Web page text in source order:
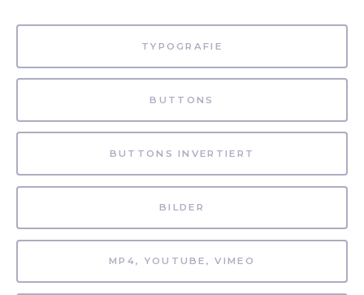
TYPOGRAFIE
BUTTONS
BUTTONS INVERTIERT
BILDER
MP4, YOUTUBE, VIMEO